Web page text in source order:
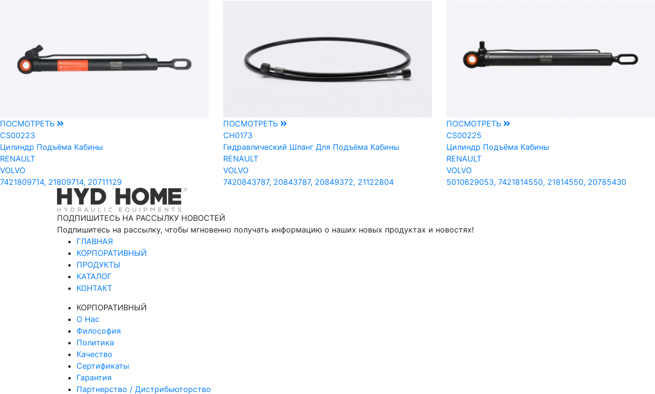
ПОСМОТРЕТЬ
CS00223
Цилиндр Подъёма Кабины
RENAULT
VOLVO
7421809714, 21809714, 20711129
ПОСМОТРЕТЬ
CH0173
Гидравлический Шланг Для Подъёма Кабины
RENAULT
VOLVO
7420843787, 20843787, 20849372, 21122804
ПОСМОТРЕТЬ
CS00225
Цилиндр Подъёма Кабины
RENAULT
VOLVO
5010629053, 7421814550, 21814550, 20785430
ПОДПИШИТЕСЬ НА РАССЫЛКУ НОВОСТЕЙ
Подпишитесь на рассылку, чтобы мгновенно получать информацию о наших новых продуктах и новостях!
ГЛАВНАЯ
КОРПОРАТИВНЫЙ
ПРОДУКТЫ
КАТАЛОГ
КОНТАКТ
КОРПОРАТИВНЫЙ
О Нас
Философия
Политика
Качество
Сертификаты
Гарантия
Партнерство / Дистрибьюторство